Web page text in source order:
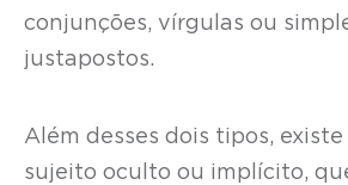
conjunções, vírgulas ou
justapostos.
Além desses dois tipos,
sujeito oculto ou implícito,